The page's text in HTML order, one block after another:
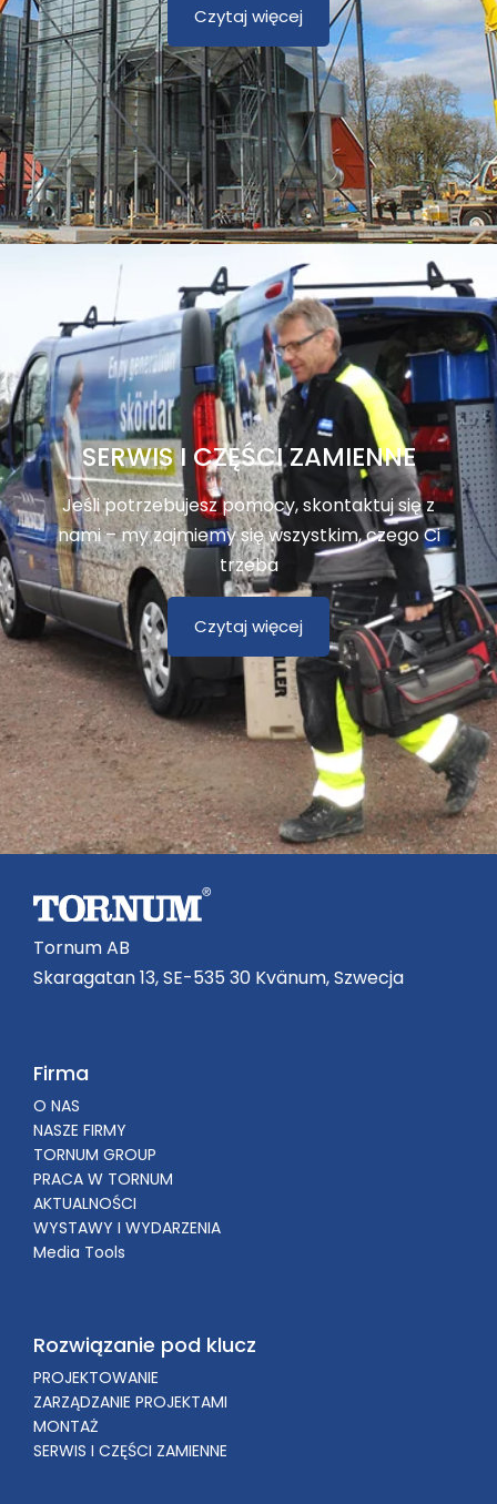
Czytaj więcej
SERWIS I CZĘŚCI ZAMIENNE
Jeśli potrzebujesz pomocy, skontaktuj się z
nami – my zajmiemy się wszystkim, czego Ci
trzeba
Czytaj więcej
Tornum AB
Skaragatan 13, SE-535 30 Kvänum, Szwecja
Firma
O NAS
NASZE FIRMY
TORNUM GROUP
PRACA W TORNUM
AKTUALNOŚCI
WYSTAWY I WYDARZENIA
Media Tools
Rozwiązanie pod klucz
PROJEKTOWANIE
ZARZĄDZANIE PROJEKTAMI
MONTAŻ
SERWIS I CZĘŚCI ZAMIENNE